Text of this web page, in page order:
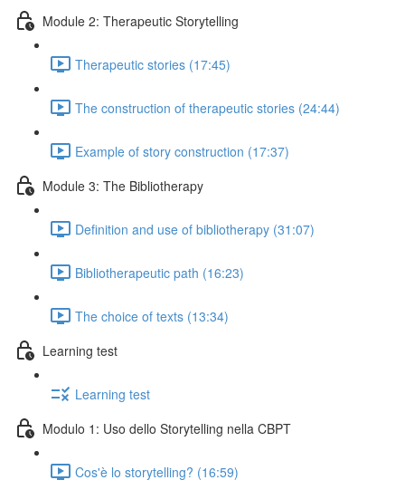
Module 2: Therapeutic Storytelling
Therapeutic stories (17:45)
The construction of therapeutic stories (24:44)
Example of story construction (17:37)
Module 3: The Bibliotherapy
Definition and use of bibliotherapy (31:07)
Bibliotherapeutic path (16:23)
The choice of texts (13:34)
Learning test
Learning test
Modulo 1: Uso dello Storytelling nella CBPT
Cos'è lo storytelling? (16:59)